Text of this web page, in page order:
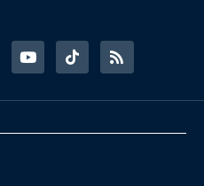
Y
o
u
u
e
T
i
k
o
R
s
s